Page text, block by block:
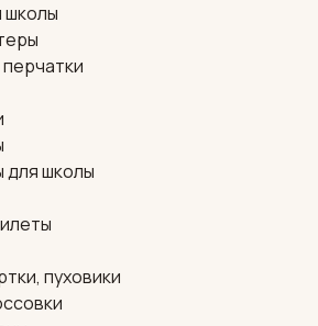
школы
школы
пуховики